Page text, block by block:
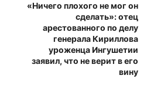
«Ничего плохого не мог он
сделать»: отец
арестованного по делу
генерала Кириллова
уроженца Ингушетии
заявил, что не верит в его
вину